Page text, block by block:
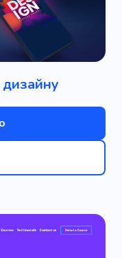
дизайну